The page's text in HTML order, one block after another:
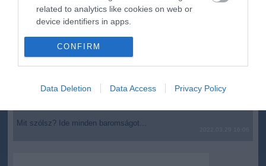
related to analytics like cookies on web or
device identifiers in apps.
I want to allow Google to enable storage
related to functionality of the website or app.
I want to allow Google to enable storage
related to personalization.
I want to allow Google to enable storage
CONFIRM
Data Deletion Data Access Privacy Policy
top fórum témák:
Mit szólsz? Ide minden baromságot...